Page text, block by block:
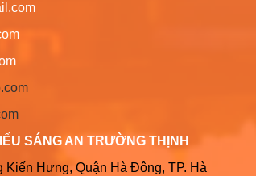
SÁNG AN TRƯỜNG THỊNH
Hưng, Quận Hà Đông, TP. Hà